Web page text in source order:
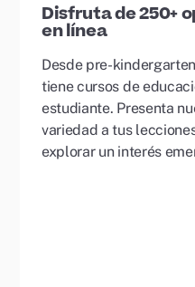
Disfruta de 250+
en línea
Desde pre-
tiene cursos de
estudiante. Presenta
variedad a tus
explorar un interés